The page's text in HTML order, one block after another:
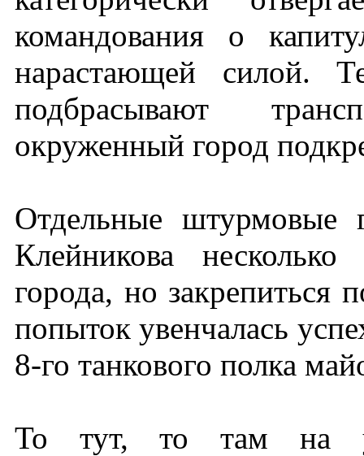
командования о
нарастающей силой.
подбрасывают
окруженный город
Отдельные штурмовые
Клейникова
города, но закрепиться
попыток увенчалась
8-го танкового полка
То тут, то там на